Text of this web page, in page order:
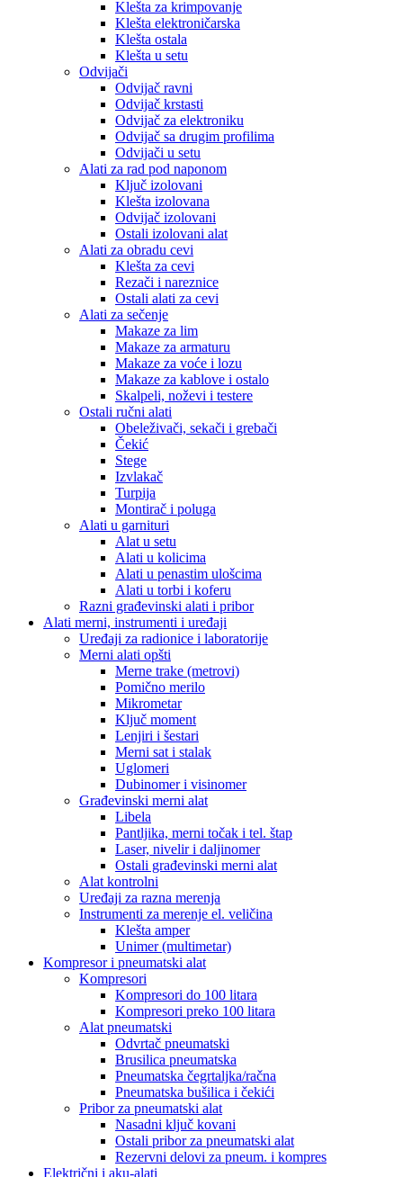
Klešta za krimpovanje
Klešta elektroničarska
Klešta ostala
Klešta u setu
Odvijači
Odvijač ravni
Odvijač krstasti
Odvijač za elektroniku
Odvijač sa drugim profilima
Odvijači u setu
Alati za rad pod naponom
Ključ izolovani
Klešta izolovana
Odvijač izolovani
Ostali izolovani alat
Alati za obradu cevi
Klešta za cevi
Rezači i nareznice
Ostali alati za cevi
Alati za sečenje
Makaze za lim
Makaze za armaturu
Makaze za voće i lozu
Makaze za kablove i ostalo
Skalpeli, noževi i testere
Ostali ručni alati
Obeleživači, sekači i grebači
Čekić
Stege
Izvlakač
Turpija
Montirač i poluga
Alati u garnituri
Alat u setu
Alati u kolicima
Alati u penastim ulošcima
Alati u torbi i koferu
Razni građevinski alati i pribor
Alati merni, instrumenti i uređaji
Uređaji za radionice i laboratorije
Merni alati opšti
Merne trake (metrovi)
Pomično merilo
Mikrometar
Ključ moment
Lenjiri i šestari
Merni sat i stalak
Uglomeri
Dubinomer i visinomer
Građevinski merni alat
Libela
Pantljika, merni točak i tel. štap
Laser, nivelir i daljinomer
Ostali građevinski merni alat
Alat kontrolni
Uređaji za razna merenja
Instrumenti za merenje el. veličina
Klešta amper
Unimer (multimetar)
Kompresor i pneumatski alat
Kompresori
Kompresori do 100 litara
Kompresori preko 100 litara
Alat pneumatski
Odvrtač pneumatski
Brusilica pneumatska
Pneumatska čegrtaljka/račna
Pneumatska bušilica i čekići
Pribor za pneumatski alat
Nasadni ključ kovani
Ostali pribor za pneumatski alat
Rezervni delovi za pneum. i kompres
Električni i aku-alati